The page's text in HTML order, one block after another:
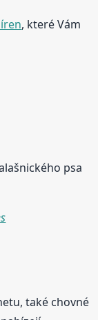
, které Vám
psa
také chovné